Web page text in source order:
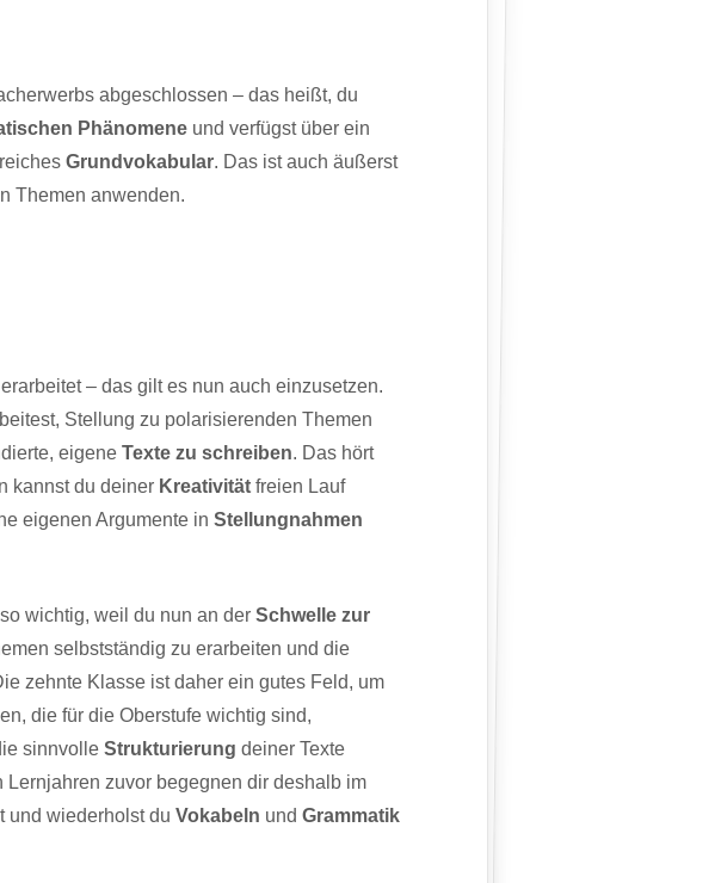
abgeschlossen – das heißt, du
Phänomeneund verfügst über ein
Grundvokabular. Das ist auch äußerst
Themen anwenden.
– das gilt es nun auch einzusetzen.
Stellung zu polarisierenden Themen
eigene Texte zu schreiben. Das hört
kannst du deiner Kreativitätfreien Lauf
eigenen Argumente in Stellungnahmen
wichtig, weil du nun an der Schwelle zur
selbstständig zu erarbeiten und die
zehnte Klasse ist daher ein gutes Feld, um
die für die Oberstufe wichtig sind,
sinnvolle Strukturierung deiner Texte
zuvor begegnen dir deshalb im
und wiederholst du Vokabeln und Grammatik